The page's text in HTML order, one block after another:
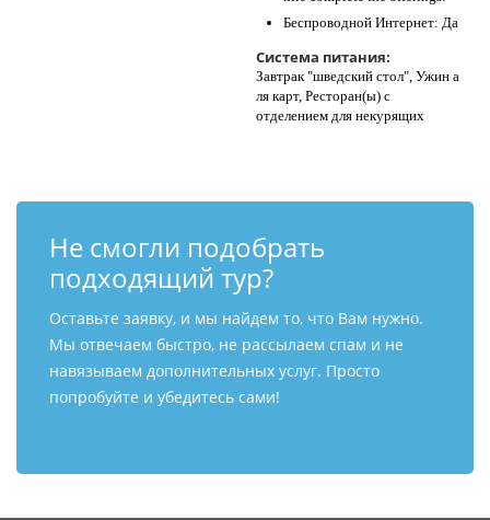
Беспроводной Интернет: Да
Система питания:
Завтрак "шведский стол", Ужин а
ля карт, Ресторан(ы) с
отделением для некурящих
Не смогли подобрать
подходящий тур?
Оставьте заявку, и мы найдем то, что Вам нужно.
Мы отвечаем быстро, не рассылаем спам и не
навязываем дополнительных услуг. Просто
попробуйте и убедитесь сами!